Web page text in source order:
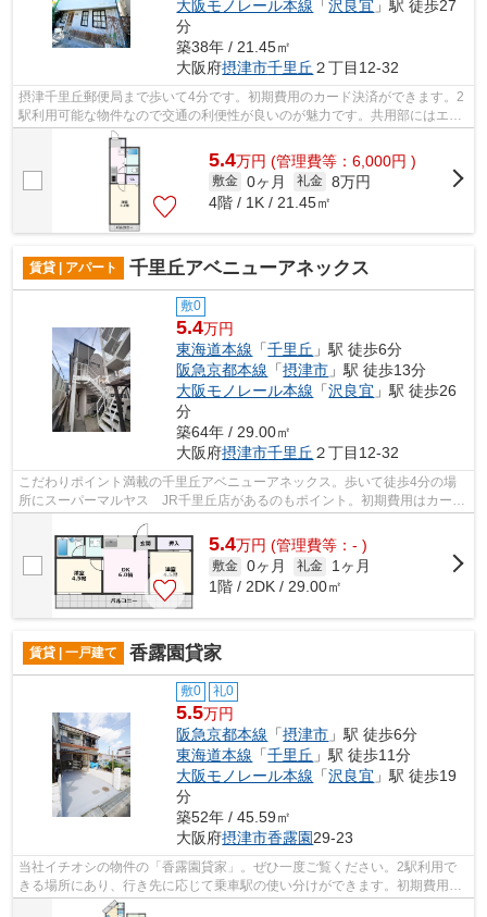
大阪モノレール本線 「沢良宜 」駅 徒歩27
分
築38年 / 21.45㎡
大阪府摂津市千里丘 ２丁目12-32
摂津千里丘郵便局まで歩いて4分です。初期費用のカード決済ができます。2
駅利用可能な物件なので交通の利便性が良いのが魅力です。共用部にはエレ
ベータ・敷地内ごみ置き場などが備わ...
5.4万円 (管理費等：6,000円 )
敷金 0ヶ月 礼金 8万円
4階 / 1K / 21.45㎡
賃貸 | アパート 千里丘アベニューアネックス
敷0
5.4万円
東海道本線 「千里丘 」駅 徒歩6分
阪急京都本線 「摂津市 」駅 徒歩13分
大阪モノレール本線 「沢良宜 」駅 徒歩26
分
築64年 / 29.00㎡
大阪府摂津市千里丘 ２丁目12-32
こだわりポイント満載の千里丘アベニューアネックス。歩いて徒歩4分の場
所にスーパーマルヤス JR千里丘店があるのもポイント。初期費用はカード
で決済いただけます。徒歩6分に駅のあ...
5.4万円 (管理費等：- )
敷金 0ヶ月 礼金
1ヶ月
1階 / 2DK / 29.00㎡
賃貸 | 一戸建て 香露園貸家
敷0 礼0
5.5万円
阪急京都本線 「摂津市 」駅 徒歩6分
東海道本線 「千里丘 」駅 徒歩11分
大阪モノレール本線 「沢良宜 」駅 徒歩19
分
築52年 / 45.59㎡
大阪府摂津市香露園29-23
当社イチオシの物件の「香露園貸家」。ぜひ一度ご覧ください。2駅利用で
きる場所にあり、行き先に応じて乗車駅の使い分けができます。初期費用を
カードでお支払いいただけるので、カー...